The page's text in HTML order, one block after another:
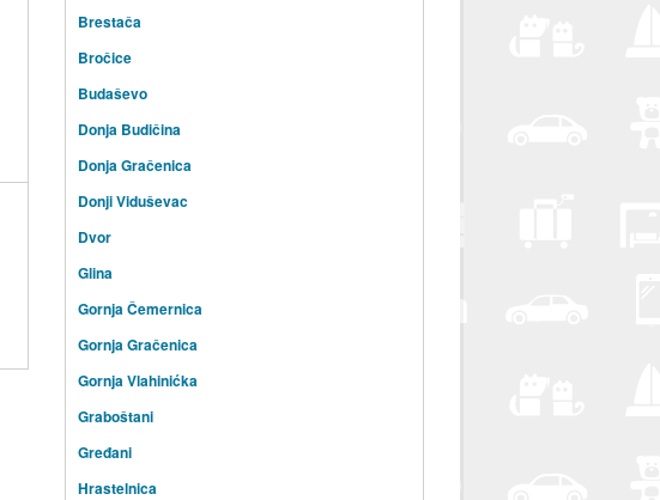
Brestača
Bročice
Budaševo
Donja Budičina
Donja Gračenica
Donji Viduševac
Dvor
Glina
Gornja Čemernica
Gornja Gračenica
Gornja Vlahinićka
Graboštani
Gređani
Hrastelnica